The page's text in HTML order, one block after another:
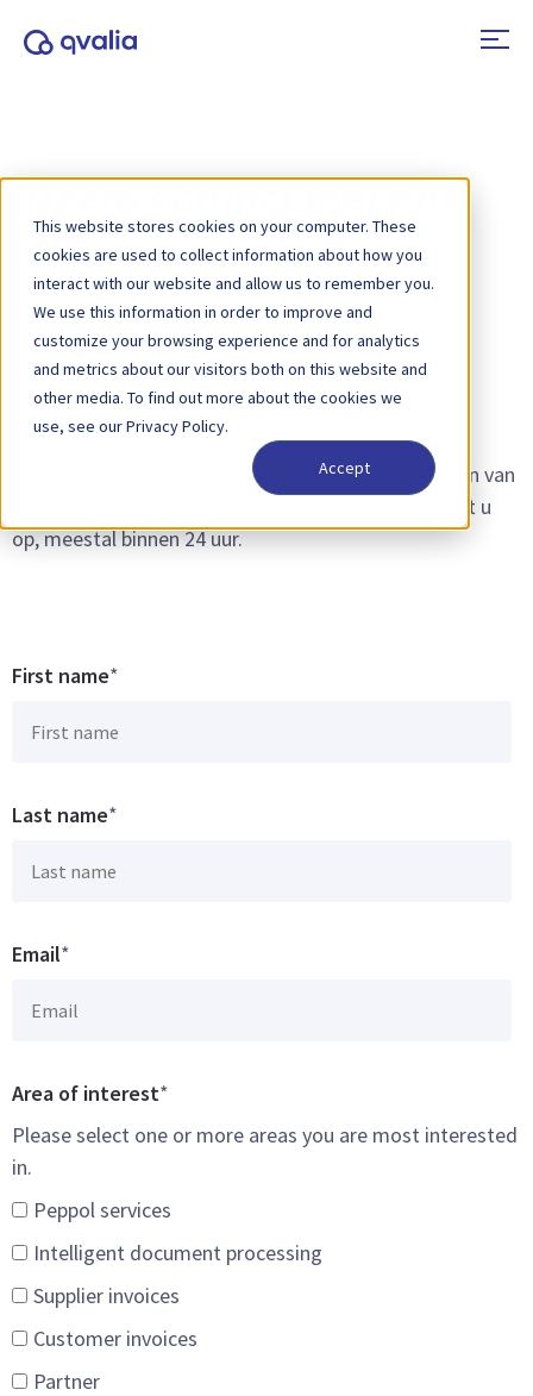
This website stores cookies on your computer. These
cookies are used to collect information about how you
interact with our website and allow us to remember you.
We use this information in order to improve and
customize your browsing experience and for analytics
and metrics about our visitors both on this website and
other media. To find out more about the cookies we
use, see our Privacy Policy.
Accept
op
Neem contact op
Vul het formulier in, zodat wij een beter beeld krijgen van
uw wensen. Wij nemen zo snel mogelijk contact met u
op, meestal binnen 24 uur.
First name*
Last name*
Email*
Area of interest*
Please select one or more areas you are most interested
in.
Peppol services
Intelligent document processing
Supplier invoices
Customer invoices
Partner